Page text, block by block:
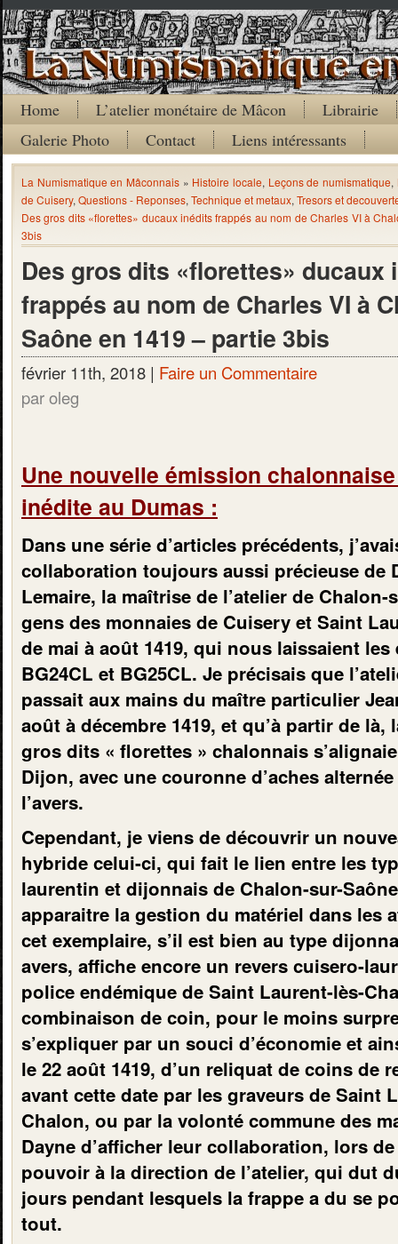
Home L’atelier monétaire de Mâcon
Librairie
Galerie Photo
Contact Liens intéressants
La Numismatique en Mâconnais » Histoire locale, Leçons de numismatique,
de Cuisery, Questions - Reponses, Technique et metaux, Tresors et
Des gros dits «florettes» ducaux inédits frappés au nom de Charles VI à
3bis
Des gros dits «florettes» ducaux
frappés au nom de Charles VI à
Saône en 1419 – partie 3bis
février 11th, 2018 | Faire un Commentaire
par oleg
Une nouvelle émission
inédite au Dumas :
Dans une série d’articles précédents,
collaboration toujours aussi précieuse de
Lemaire, la maîtrise de l’atelier de Chalon-
gens des monnaies de Cuisery et Saint
de mai à août 1419, qui nous laissaient
BG24CL et BG25CL. Je précisais que
passait aux mains du maître particulier
août à décembre 1419, et qu’à partir de là,
gros dits « florettes » chalonnais
Dijon, avec une couronne d’aches alternée
l’avers.
Cependant, je viens de découvrir un
hybride celui-ci, qui fait le lien entre les
laurentin et dijonnais de Chalon-sur-
apparaitre la gestion du matériel dans les
cet exemplaire, s’il est bien au type
avers, affiche encore un revers cuisero-
police endémique de Saint Laurent-lès-
combinaison de coin, pour le moins
s’expliquer par un souci d’économie et
le 22 août 1419, d’un reliquat de coins de
avant cette date par les graveurs de Saint
Chalon, ou par la volonté commune des
Dayne d’afficher leur collaboration, lors
pouvoir à la direction de l’atelier, qui dut
jours pendant lesquels la frappe a du se
tout.